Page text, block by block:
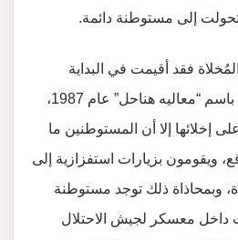
فقد أقيمت في البداية
كنقطة عسكرية (ناحال) باسم “معاليه هناحل” عام 1987،
إخلائها إلا أن المستوطنين ما
ويقومون بزيارات استفزازية إلى
وبمحاذاة ذلك توجد مستوطنة
داخل معسكر لجيش الاحتلال